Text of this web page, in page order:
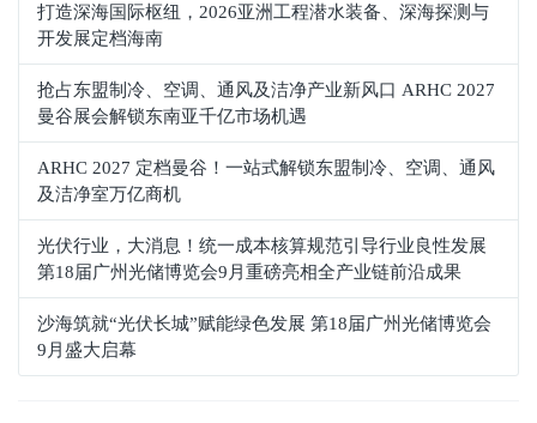
打造深海国际枢纽，2026亚洲工程潜水装备、深海探测与
开发展定档海南
抢占东盟制冷、空调、通风及洁净产业新风口 ARHC 2027
曼谷展会解锁东南亚千亿市场机遇
ARHC 2027 定档曼谷！一站式解锁东盟制冷、空调、通风
及洁净室万亿商机
光伏行业，大消息！统一成本核算规范引导行业良性发展
第18届广州光储博览会9月重磅亮相全产业链前沿成果
沙海筑就“光伏长城”赋能绿色发展 第18届广州光储博览会
9月盛大启幕